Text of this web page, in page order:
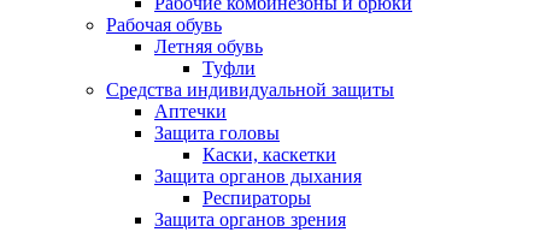
Рабочая обувь
Летняя обувь
Туфли
Средства индивидуальной защиты
Аптечки
Защита головы
Каски, каскетки
Защита органов дыхания
Респираторы
Защита органов зрения